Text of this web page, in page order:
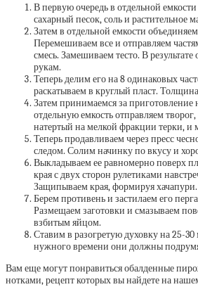
В первую очередь в отдельной
сахарный песок, соль и растительное
Затем в отдельной емкости
Перемешиваем все и отправляем
смесь. Замешиваем тесто. В
рукам.
Теперь делим его на 8 одинаковых
раскатываем в круглый пласт.
Затем принимаемся за приготовление
отдельную емкость отправляем
натертый на мелкой фракции терки, и
Теперь продавливаем через пресс
следом. Солим начинку по вкусу и
Выкладываем ее равномерно поверх
края с двух сторон рулетиками
Защипываем края, формируя хачапури.
Берем противень и застилаем его
Размещаем заготовки и смазываем
взбитым яйцом.
Ставим в разогретую духовку на 25-
нужного времени они должны
Вам еще могут понравиться обалденные
нотками, рецепт которых вы найдете на